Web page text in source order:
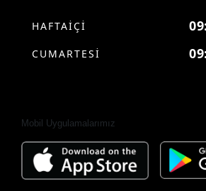
HAFTAİÇİ
CUMARTESİ
Mobil Uygulamalarımız